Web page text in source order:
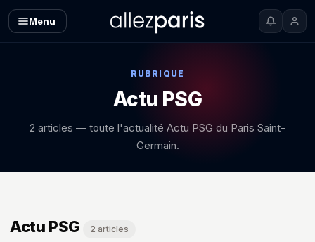
Menu
RUBRIQUE
Actu PSG
2 articles — toute l'actualité Actu PSG du Paris Saint-
Germain.
Actu PSG 2 articles